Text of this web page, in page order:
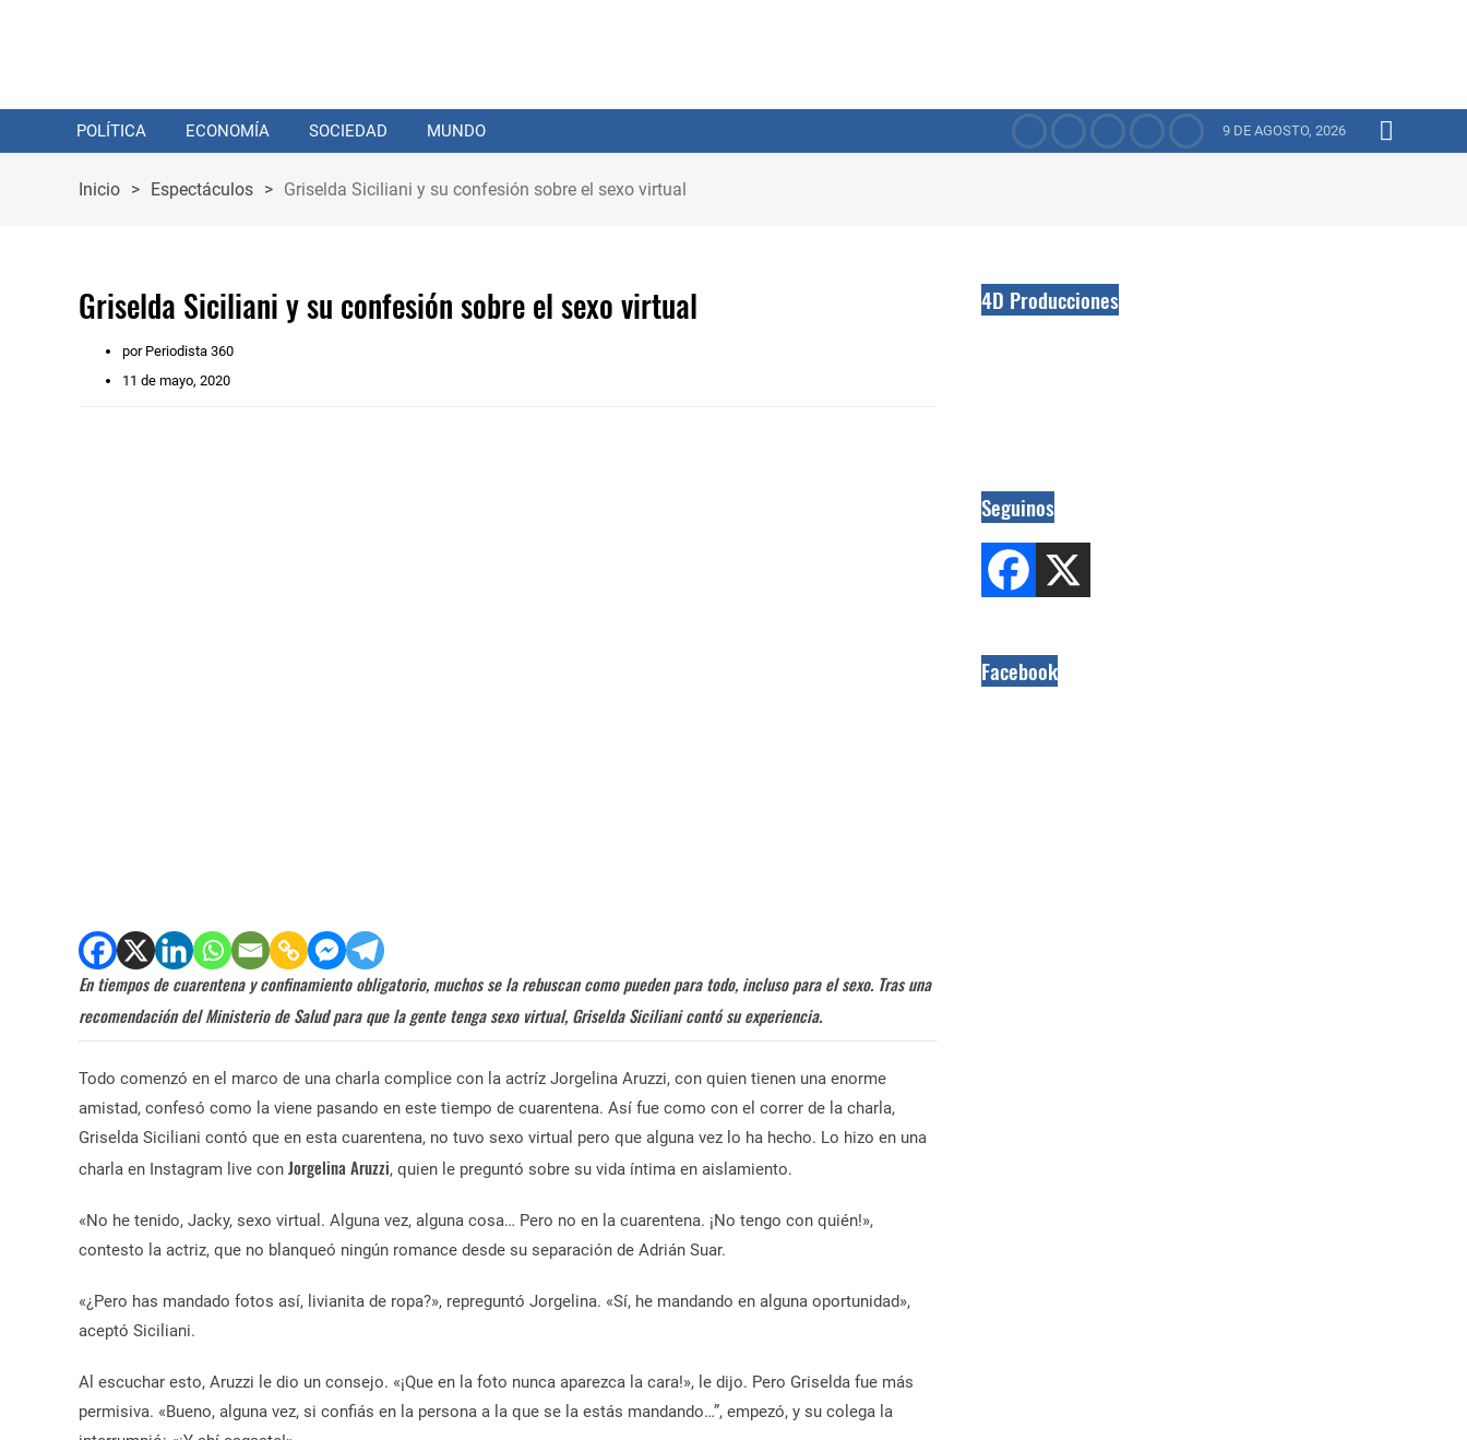
POLÍTICA ECONOMÍA SOCIEDAD MUNDO 9 DE AGOSTO, 2026
Inicio > Espectáculos > Griselda Siciliani y su confesión sobre el sexo virtual
Griselda Siciliani y su confesión sobre el sexo virtual
por Periodista 360
11 de mayo, 2020
En tiempos de cuarentena y confinamiento obligatorio, muchos se la rebuscan como pueden para todo, incluso para el sexo. Tras una
recomendación del Ministerio de Salud para que la gente tenga sexo virtual, Griselda Siciliani contó su experiencia.
Todo comenzó en el marco de una charla complice con la actríz Jorgelina Aruzzi, con quien tienen una enorme
amistad, confesó como la viene pasando en este tiempo de cuarentena. Así fue como con el correr de la charla,
Griselda Siciliani contó que en esta cuarentena, no tuvo sexo virtual pero que alguna vez lo ha hecho. Lo hizo en una
charla en Instagram live con Jorgelina Aruzzi, quien le preguntó sobre su vida íntima en aislamiento.
«No he tenido, Jacky, sexo virtual. Alguna vez, alguna cosa… Pero no en la cuarentena. ¡No tengo con quién!»,
contesto la actriz, que no blanqueó ningún romance desde su separación de Adrián Suar.
«¿Pero has mandado fotos así, livianita de ropa?», repreguntó Jorgelina. «Sí, he mandando en alguna oportunidad»,
aceptó Siciliani.
Al escuchar esto, Aruzzi le dio un consejo. «¡Que en la foto nunca aparezca la cara!», le dijo. Pero Griselda fue más
permisiva. «Bueno, alguna vez, si confiás en la persona a la que se la estás mandando…”, empezó, y su colega la
4D Producciones
Seguinos
Facebook